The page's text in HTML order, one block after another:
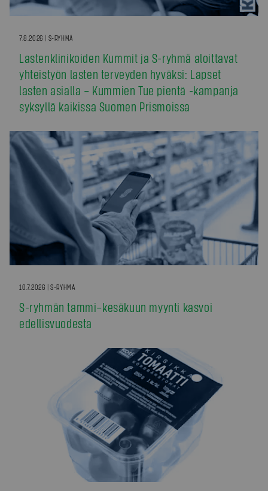
7.8.2026 | S-RYHMÄ
Lastenklinikoiden Kummit ja S-ryhmä aloittavat
yhteistyön lasten terveyden hyväksi: Lapset
lasten asialla – Kummien Tue pientä -kampanja
syksyllä kaikissa Suomen Prismoissa
10.7.2026 | S-RYHMÄ
S-ryhmän tammi–kesäkuun myynti kasvoi
edellisvuodesta